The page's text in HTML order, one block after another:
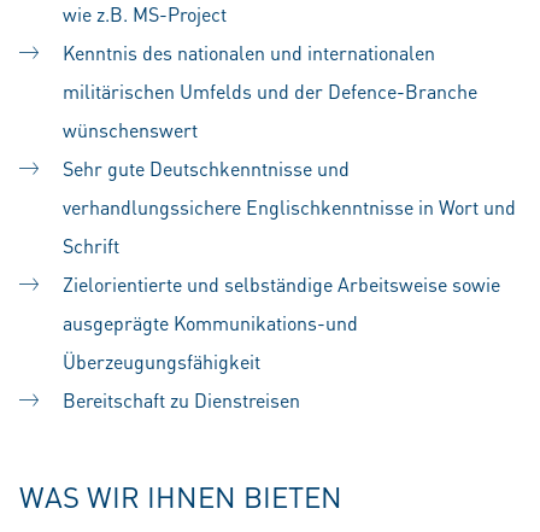
wie z.B. MS-Project
Kenntnis des nationalen und internationalen
militärischen Umfelds und der Defence-Branche
wünschenswert
Sehr gute Deutschkenntnisse und
verhandlungssichere Englischkenntnisse in Wort und
Schrift
Zielorientierte und selbständige Arbeitsweise sowie
ausgeprägte Kommunikations-und
Überzeugungsfähigkeit
Bereitschaft zu Dienstreisen
WAS WIR IHNEN BIETEN